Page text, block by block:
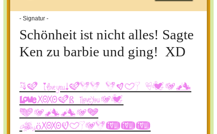
- Signatur -
Schönheit ist nicht alles! Sagte
Ken zu barbie und ging! XD
Na dann noch viel
Spaß bei
Helles
Köpfchen!!!